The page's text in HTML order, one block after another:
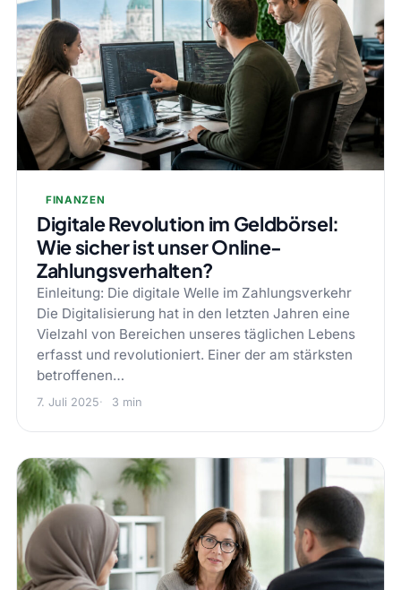
FINANZEN
Digitale Revolution im Geldbörsel:
Wie sicher ist unser Online-
Zahlungsverhalten?
Einleitung: Die digitale Welle im Zahlungsverkehr
Die Digitalisierung hat in den letzten Jahren eine
Vielzahl von Bereichen unseres täglichen Lebens
erfasst und revolutioniert. Einer der am stärksten
betroffenen…
7. Juli 2025 3 min